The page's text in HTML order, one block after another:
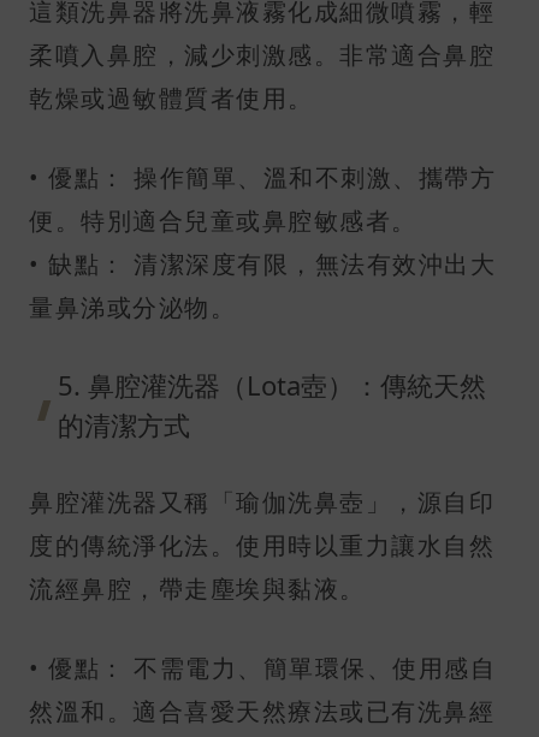
這類洗鼻器將洗鼻液霧化成細微噴霧，輕
柔噴入鼻腔，減少刺激感。非常適合鼻腔
乾燥或過敏體質者使用。
• 優點： 操作簡單、溫和不刺激、攜帶方
便。特別適合兒童或鼻腔敏感者。
• 缺點： 清潔深度有限，無法有效沖出大
量鼻涕或分泌物。
5. 鼻腔灌洗器（Lota壺）：傳統天然
的清潔方式
鼻腔灌洗器又稱「瑜伽洗鼻壺」，源自印
度的傳統淨化法。使用時以重力讓水自然
流經鼻腔，帶走塵埃與黏液。
• 優點： 不需電力、簡單環保、使用感自
然溫和。適合喜愛天然療法或已有洗鼻經